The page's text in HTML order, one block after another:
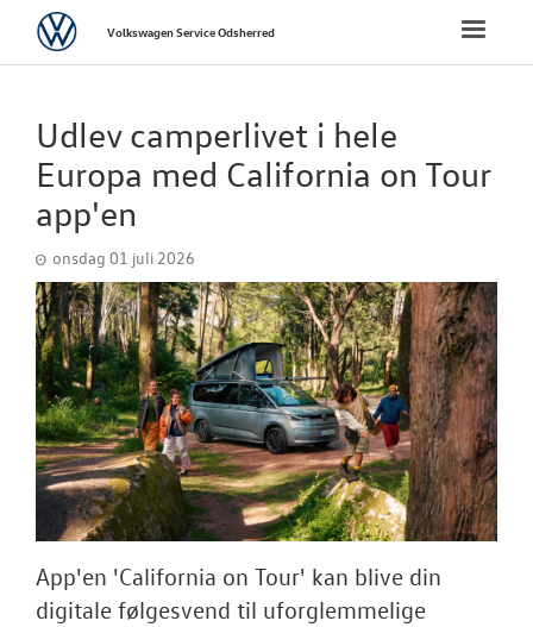
BRUGTE BILER
SKADECENTER
TILBEHØR
RESERVEDELE
NYHEDER
Tilmeld dig
Aktuelt
Toggle
VolkswagenVolkswagen Service Odsherred
Udlev camperlivet i hele
Europa med California on Tour
app'en
onsdag 01 juli 2026
App'en 'California on Tour' kan blive din
digitale følgesvend til uforglemmelige